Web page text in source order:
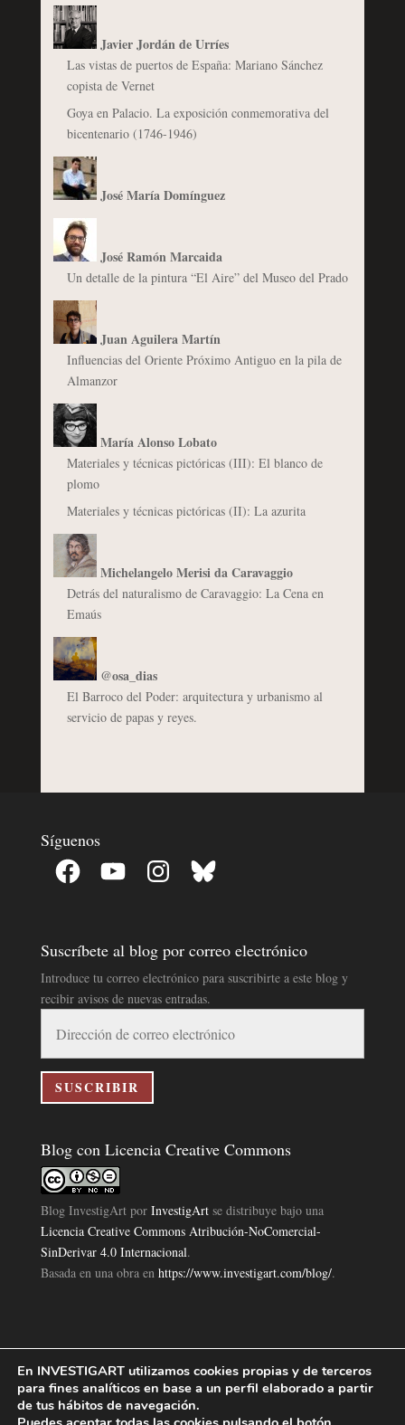
Javier Jordán de Urríes
Las vistas de puertos de España: Mariano Sánchez
copista de Vernet
Goya en Palacio. La exposición conmemorativa del
bicentenario (1746-1946)
José María Domínguez
José Ramón Marcaida
Un detalle de la pintura “El Aire” del Museo del Prado
Juan Aguilera Martín
Influencias del Oriente Próximo Antiguo en la pila de
Almanzor
María Alonso Lobato
Materiales y técnicas pictóricas (III): El blanco de
plomo
Materiales y técnicas pictóricas (II): La azurita
Michelangelo Merisi da Caravaggio
Detrás del naturalismo de Caravaggio: La Cena en
Emaús
@osa_dias
El Barroco del Poder: arquitectura y urbanismo al
servicio de papas y reyes.
Síguenos
Facebook YouTube InstagramBluesky
Suscríbete al blog por correo electrónico
Introduce tu correo electrónico para suscribirte a este blog y
recibir avisos de nuevas entradas.
correo
electrónico
SUSCRIBIR
Blog con Licencia Creative Commons
Blog InvestigArtpor InvestigArtse distribuye bajo una
Licencia Creative Commons Atribución-NoComercial-
SinDerivar 4.0 Internacional.
Basada en una obra en https://www.investigart.com/blog/.
Política de Privacidad|Aviso Legal|Política de Cookies|
Investigart Copyright © 2019. |
En INVESTIGART utilizamos cookies propias y de terceros
para fines analíticos en base a un perfil elaborado a partir
de tus hábitos de navegación.